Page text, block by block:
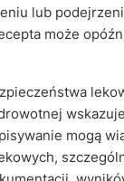
lub
może
mogą